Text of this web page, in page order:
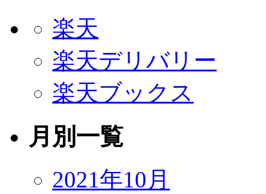
楽天
楽天デリバリー
楽天ブックス
月別一覧
2021年10月